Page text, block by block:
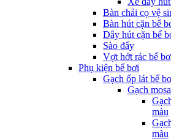
Bàn chải cọ vệ
Bàn hút cặn bể
Dây hút cặn bể
Sào đẩy
Vợt hớt rác bể
Phụ kiện bể bơi
Gạch ốp lát bể
Gạch
màu
màu